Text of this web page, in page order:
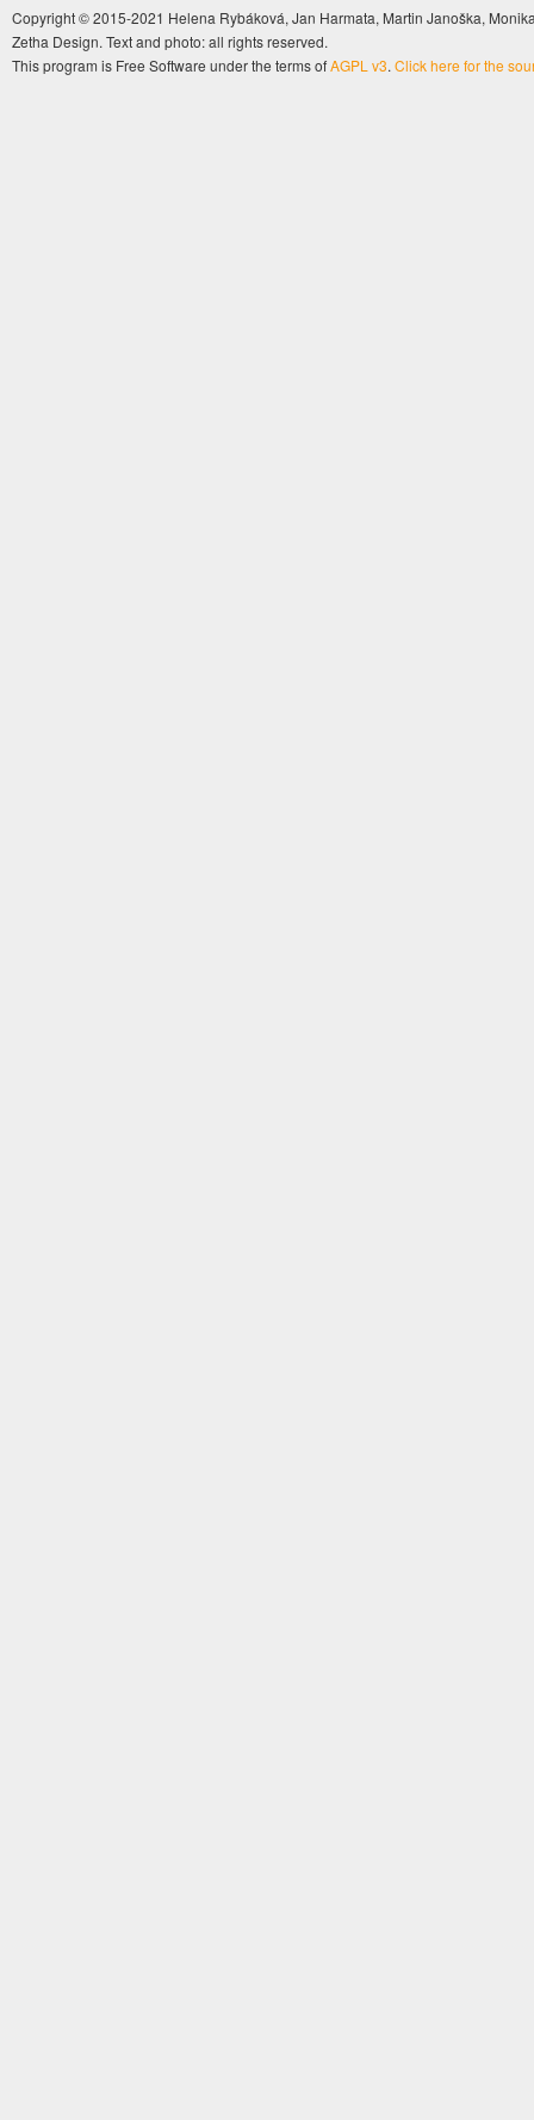
Copyright © 2015-2021 Helena Rybáková, Jan Harmata, Martin Janoška,
Zetha Design. Text and photo: all rights reserved.
This program is Free Software under the terms ofAGPL v3. Click here for the